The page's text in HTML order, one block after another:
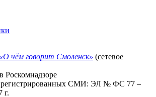
«О чём говорит Смоленск» (сетевое
Роскомнадзоре
СМИ: ЭЛ № ФС 77 –
г.